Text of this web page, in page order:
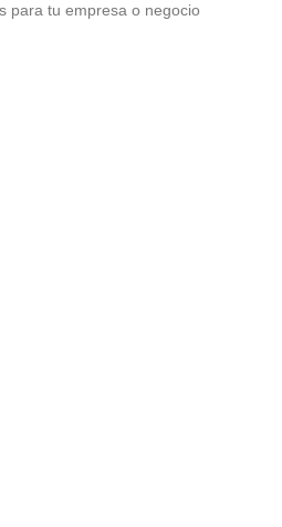
para tu empresa o negocio